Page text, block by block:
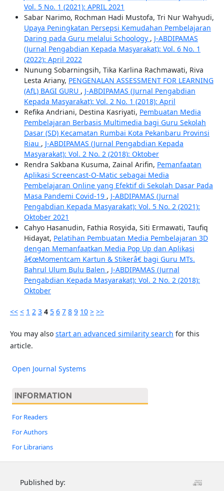
Vol. 5 No. 1 (2021): APRIL 2021
Sabar Narimo, Rochman Hadi Mustofa, Tri Nur Wahyudi,
Upaya Peningkatan Persepsi Kemudahan Pembelajaran
Daring pada Guru melalui Schoology , J-ABDIPAMAS
(Jurnal Pengabdian Kepada Masyarakat): Vol. 6 No. 1
(2022): April 2022
Nunung Sobarningsih, Tika Karlina Rachmawati, Riva
Lesta Ariany, PENGENALAN ASSESSMENT FOR LEARNING
(AfL) BAGI GURU , J-ABDIPAMAS (Jurnal Pengabdian
Kepada Masyarakat): Vol. 2 No. 1 (2018): April
Refika Andriani, Destina Kasriyati, Pembuatan Media
Pembelajaran Berbasis Multimedia bagi Guru Sekolah
Dasar (SD) Kecamatan Rumbai Kota Pekanbaru Provinsi
Riau , J-ABDIPAMAS (Jurnal Pengabdian Kepada
Masyarakat): Vol. 2 No. 2 (2018): Oktober
Rendra Sakbana Kusuma, Zainal Arifin, Pemanfaatan
Aplikasi Screencast-O-Matic sebagai Media
Pembelajaran Online yang Efektif di Sekolah Dasar Pada
Masa Pandemi Covid-19 , J-ABDIPAMAS (Jurnal
Pengabdian Kepada Masyarakat): Vol. 5 No. 2 (2021):
Oktober 2021
Cahyo Hasanudin, Fathia Rosyida, Siti Ermawati, Taufiq
Hidayat, Pelatihan Pembuatan Media Pembelajaran 3D
dengan Memanfaatkan Media Pop Up dan Aplikasi
â€œMomentcam Kartun & Stikerâ€ bagi Guru MTs.
Bahrul Ulum Bulu Balen , J-ABDIPAMAS (Jurnal
Pengabdian Kepada Masyarakat): Vol. 2 No. 2 (2018):
Oktober
<< < 1 2 3 4 5 6 7 8 9 10 > >>
You may also start an advanced similarity search for this
article.
Open Journal Systems
INFORMATION
For Readers
For Authors
For Librarians
Published by: